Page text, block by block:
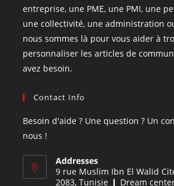
entreprise, une PME, une PMI, une
une collectivité, une administration
nous sommes là pour vous aider à
personnaliser les articles de
avez besoin.
Contact Info
Besoin d'aide ? Une question ? Un
nous !
Addresses
9 rue Muslim Ibn El Walid
2083, Tunisie ❙ Dream